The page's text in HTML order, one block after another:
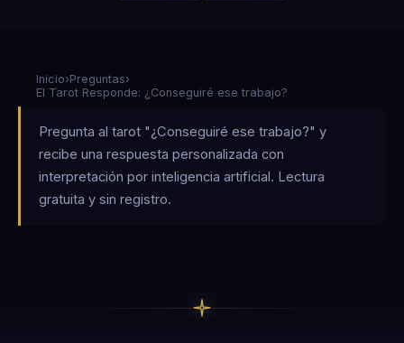
Inicio›Preguntas›
El Tarot Responde: ¿Conseguiré ese trabajo?
Pregunta al tarot "¿Conseguiré ese trabajo?" y
recibe una respuesta personalizada con
interpretación por inteligencia artificial. Lectura
gratuita y sin registro.